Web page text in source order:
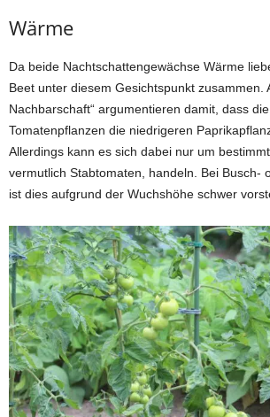
Wärme
Da beide Nachtschattengewächse Wärme
Beet unter diesem Gesichtspunkt zusammen.
Nachbarschaft“ argumentieren damit, dass
Tomatenpflanzen die niedrigeren
Allerdings kann es sich dabei nur um
vermutlich Stabtomaten, handeln. Bei Busch-
ist dies aufgrund der Wuchshöhe schwer